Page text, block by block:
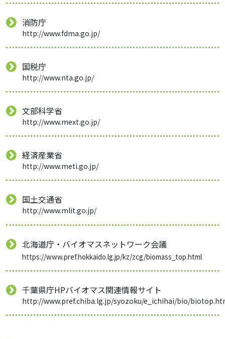
消防庁
http://www.fdma.go.jp/
国税庁
http://www.nta.go.jp/
文部科学省
http://www.mext.go.jp/
経済産業省
http://www.meti.go.jp/
国土交通省
http://www.mlit.go.jp/
北海道庁・バイオマスネットワーク会議
https://www.pref.hokkaido.lg.jp/kz/zcg/biomass_top.html
千葉県庁HPバイオマス関連情報サイト
http://www.pref.chiba.lg.jp/syozoku/e_ichihai/bio/